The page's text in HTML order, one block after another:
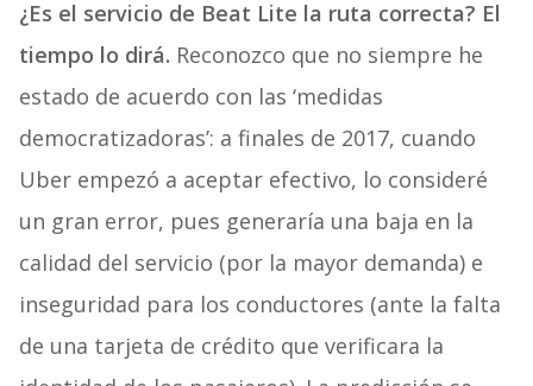
¿Es el servicio de Beat Lite la ruta correcta? El
tiempo lo dirá. Reconozco que no siempre he
estado de acuerdo con las ‘medidas
democratizadoras’: a finales de 2017, cuando
Uber empezó a aceptar efectivo, lo consideré
un gran error, pues generaría una baja en la
calidad del servicio (por la mayor demanda) e
inseguridad para los conductores (ante la falta
de una tarjeta de crédito que verificara la